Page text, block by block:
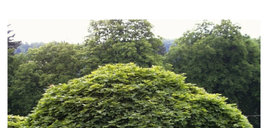
OVOCNÉ STROMY
KVETY A BYLINKY
SADIVÁ
ZÁHRADKÁRSKE POTREBY